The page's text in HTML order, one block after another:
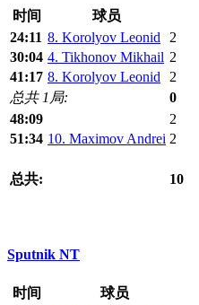
时间 球员
24:11 8. Korolyov Leonid 2
30:04 4. Tikhonov Mikhail 2
41:17 8. Korolyov Leonid 2
总共 1局:
0
48:09
2
51:34 10. Maximov Andrei 2
总共: 10
Sputnik NT
时间 球员